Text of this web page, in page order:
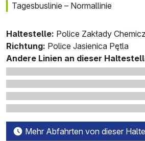
Tagesbuslinie – Normallinie
Haltestelle: Police Zakłady
Richtung: Police Jasienica Pętla
Andere Linien an dieser
Mehr Abfahrten von dieser